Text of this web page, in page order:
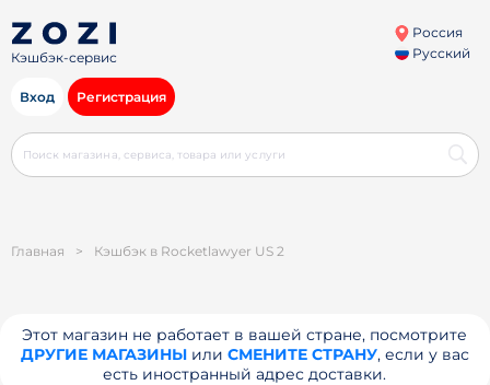
Кэшбэк-сервис
Россия
Русский
Вход Регистрация
Главная > Кэшбэк в Rocketlawyer US 2
Этот магазин не работает в вашей стране, посмотрите
ДРУГИЕ МАГАЗИНЫили СМЕНИТЕ СТРАНУ, если у вас
есть иностранный адрес доставки.